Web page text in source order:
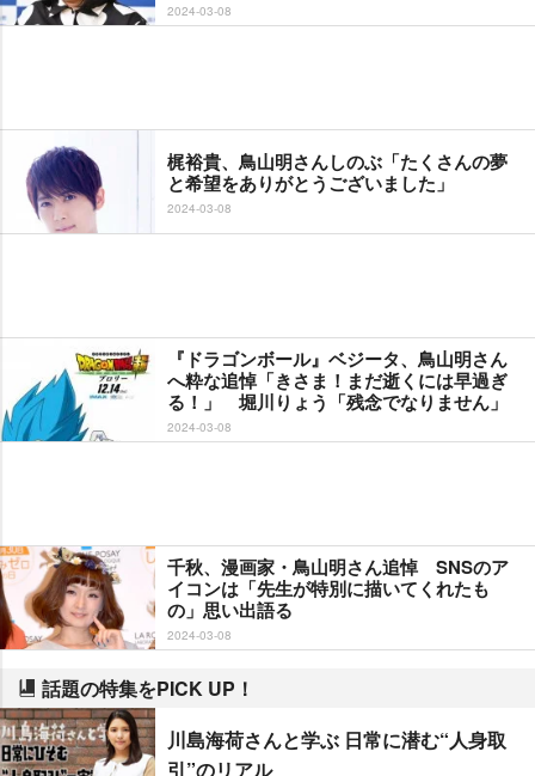
2024-03-08
梶裕貴、鳥山明さんしのぶ「たくさんの夢
と希望をありがとうございました」
2024-03-08
『ドラゴンボール』ベジータ、鳥山明さん
へ粋な追悼「きさま！まだ逝くには早過ぎ
る！」 堀川りょう「残念でなりません」
2024-03-08
千秋、漫画家・鳥山明さん追悼 SNSのア
イコンは「先生が特別に描いてくれたも
の」思い出語る
2024-03-08
話題の特集をPICK UP！
川島海荷さんと学ぶ 日常に潜む“人身取
引”のリアル